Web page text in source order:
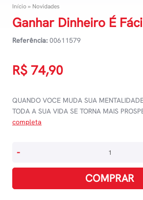
Início» Novidades
Ganhar Dinheiro É
Referência: 00611579
R$ 74,90
QUANDO VOCE MUDA SUA
TODA A SUA VIDA SE TORNA MAIS
completa
É
Fácil
-
COMPRAR